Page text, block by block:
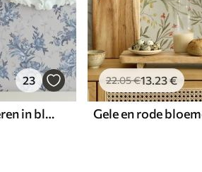
23
Delicate bloemen en bladeren in blauwe en blauwe kleuren op een lichte achtergrond
22.05€13.23€